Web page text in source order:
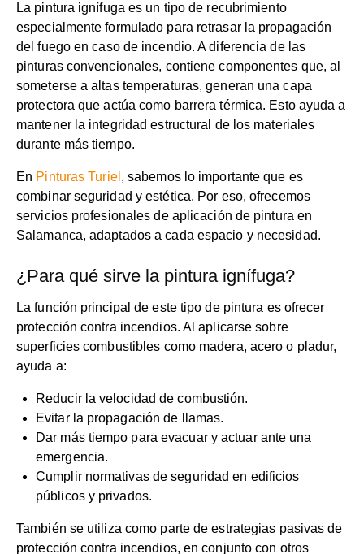
La pintura ignífuga es un tipo de recubrimiento
especialmente formulado para retrasar la propagación
del fuego en caso de incendio. A diferencia de las
pinturas convencionales, contiene componentes que, al
someterse a altas temperaturas, generan una capa
protectora que actúa como barrera térmica. Esto ayuda a
mantener la integridad estructural de los materiales
durante más tiempo.
En Pinturas Turiel , sabemos lo importante que es
combinar seguridad y estética. Por eso, ofrecemos
servicios profesionales de aplicación de pintura en
Salamanca, adaptados a cada espacio y necesidad.
¿Para qué sirve la pintura ignífuga?
La función principal de este tipo de pintura es ofrecer
protección contra incendios. Al aplicarse sobre
superficies combustibles como madera, acero o pladur,
ayuda a:
Reducir la velocidad de combustión.
Evitar la propagación de llamas.
Dar más tiempo para evacuar y actuar ante una
emergencia.
Cumplir normativas de seguridad en edificios
públicos y privados.
También se utiliza como parte de estrategias pasivas de
protección contra incendios, en conjunto con otros